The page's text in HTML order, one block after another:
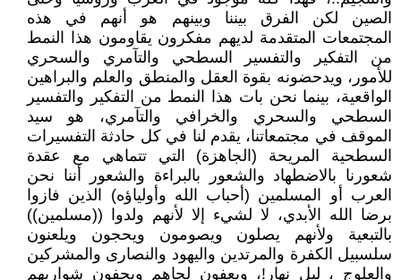
الصين لكن الفرق بيننا وبينهم هو أنهم في هذه
المجتمعات المتقدمة لديهم مفكرون يقاومون هذا النمط
من التفكير والتفسير السطحي والتآمري والسحري
للأمور، ويدحضونه بقوة العقل والمنطق والعلم والبراهين
الواقعية، بينما نحن بات هذا النمط من التفكير والتفسير
السطحي والسحري والخرافي والتآمري، هو سيد
الموقف في مجتمعاتنا، يقدم لنا في كل حادثة التفسيرات
السطحية المريحة (الجاهزة) التي تتماهي مع عقدة
شعورنا بالاضطهاد والشعور بالبراءة والشعور أننا نحن
العرب أو المسلمين (أحباب الله وأولياؤه) الذين فازوا
برضا الله الأبدي، لا لشيء إلا لأنهم ولدوا ((مسلمين))
بالتبعية ولأنهم يصلون ويصومون ويحجون ويلعنون
سلسبيل الكفرة والمرتدين واليهود والنصارى والمشركين
والعلوج ، ليل نهار!، ويعفون لحاهم ويحفون شواربهم